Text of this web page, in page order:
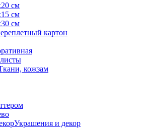
см
см
см
картон
кожзам
Украшения и декор